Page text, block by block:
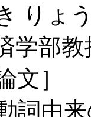
りょ
学部教
文］
詞由